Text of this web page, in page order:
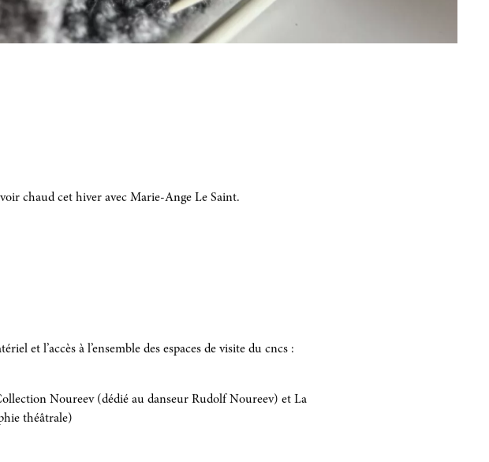
chaud cet hiver avec Marie-Ange Le Saint.
et l’accès à l’ensemble des espaces de visite du cncs :
Noureev (dédié au danseur Rudolf Noureev) et La
théâtrale)